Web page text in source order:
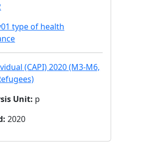
type of health
(CAPI) 2020 (M3-M6,
Unit: p
:2020